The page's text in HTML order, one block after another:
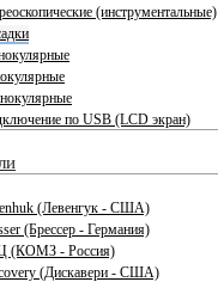
(инструментальные)
по USB (LCD экран)
(Левенгук - США)
(Брессер - Германия)
(КОМЗ - Россия)
(Дискавери - США)